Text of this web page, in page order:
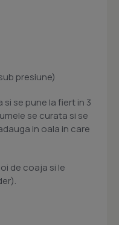
presiune)
se pune la fiert in 3
se curata si se
in oala in care
de coaja si le